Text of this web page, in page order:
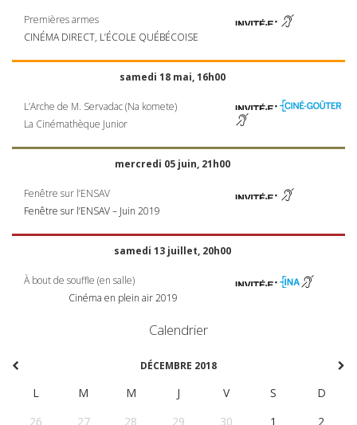
Premières armes
CINÉMA DIRECT, L’ÉCOLE QUÉBÉCOISE
samedi 18 mai, 16h00
L’Arche de M. Servadac (Na komete)
La Cinémathèque Junior
mercredi 05 juin, 21h00
Fenêtre sur l’ENSAV
Fenêtre sur l’ENSAV – Juin 2019
samedi 13 juillet, 20h00
À bout de souffle (en salle)
Cinéma en plein air 2019
Calendrier
DÉCEMBRE 2018
L M M J V S
D
26
27 28 29 30 1
2